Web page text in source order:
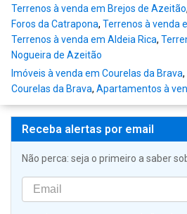
Terrenos à venda em Brejos de Azeitão,
Foros da Catrapona, Terrenos à venda
Terrenos à venda em Aldeia Rica,
Nogueira de Azeitão
Imóveis à venda em Courelas da Brava,
Courelas da Brava, Apartamentos à
Receba alertas por email
Não perca: seja o primeiro a saber